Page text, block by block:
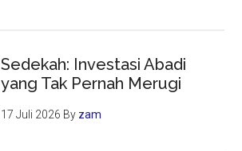
Sedekah: Investasi Abadi
yang Tak Pernah Merugi
17 Juli 2026 By zam